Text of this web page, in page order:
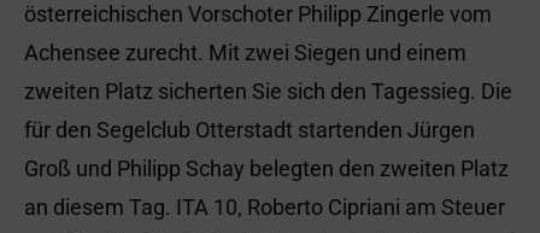
österreichischen Vorschoter Philipp Zingerle vom
Achensee zurecht. Mit zwei Siegen und einem
zweiten Platz sicherten Sie sich den Tagessieg. Die
für den Segelclub Otterstadt startenden Jürgen
Groß und Philipp Schay belegten den zweiten Platz
an diesem Tag. ITA 10, Roberto Cipriani am Steuer